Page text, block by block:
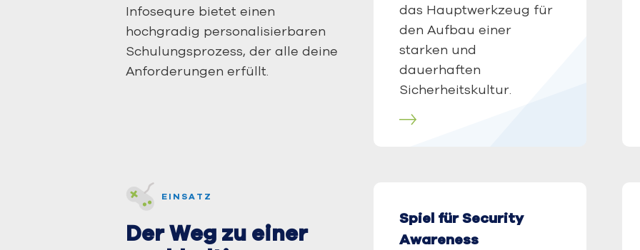
Infosequre bietet einen
hochgradig personalisierbaren
Schulungsprozess, der alle deine
Anforderungen erfüllt.
das Hauptwerkzeug für
den Aufbau einer
starken und
dauerhaften
Sicherheitskultur.
EINSATZ
Der Weg zu einer
Spiel für Security
Awareness